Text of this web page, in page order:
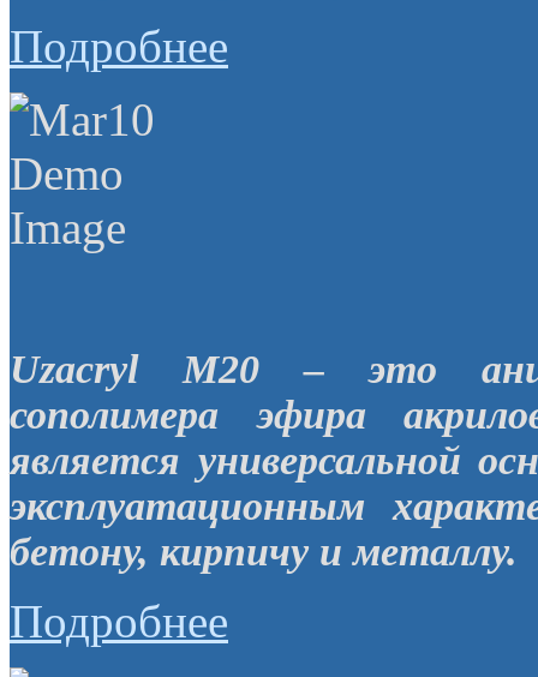
Подробнее
Uzacryl M20 – это
сополимера эфира
является универсальной
эксплуатационным
бетону, кирпичу и металлу.
Подробнее